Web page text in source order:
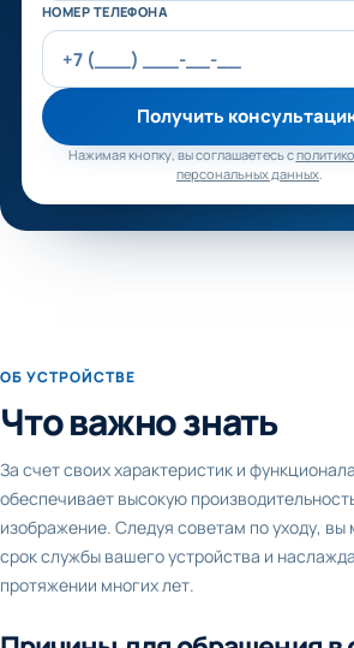
НОМЕР ТЕЛЕФОНА
Получить
Нажимая кнопку, вы соглашаетесь с
персональных данных.
ОБ УСТРОЙСТВЕ
Что важно знать
За счет своих характеристик и
обеспечивает высокую
изображение. Следуя советам по уходу, вы
срок службы вашего устройства и
протяжении многих лет.